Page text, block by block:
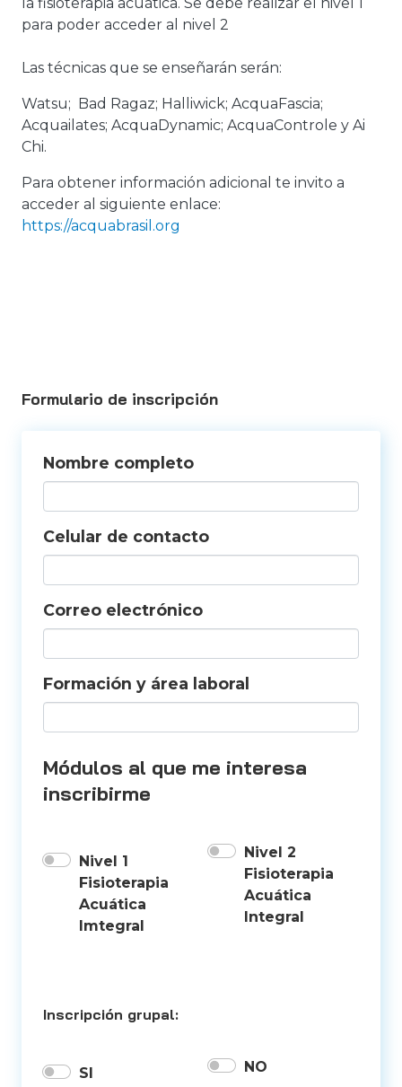
para poder acceder al nivel 2
Las técnicas que se enseñarán serán:
Watsu; Bad Ragaz; Halliwick; AcquaFascia;
Acquailates; AcquaDynamic; AcquaControle y Ai
Chi.
Para obtener información adicional te invito a
acceder al siguiente enlace:
https://acquabrasil.org
Formulario de inscripción
Nombre completo
Celular de contacto
Correo electrónico
Formación y área laboral
Módulos al que me interesa
inscribirme
Nivel 1
Fisioterapia
Acuática
Imtegral
Nivel 2
Fisioterapia
Acuática
Integral
Inscripción grupal:
SI NO